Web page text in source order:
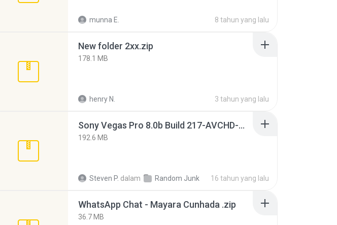
munna E. 8 tahun yang lalu
New folder 2xx.zip
178.1 MB
henry N. 3 tahun yang lalu
Sony Vegas Pro 8.0b Build 217-AVCHD-MPG-AC3 FIXED.7z
192.6 MB
Steven P. dalam Random Junk 16 tahun yang lalu
WhatsApp Chat - Mayara Cunhada .zip
36.7 MB